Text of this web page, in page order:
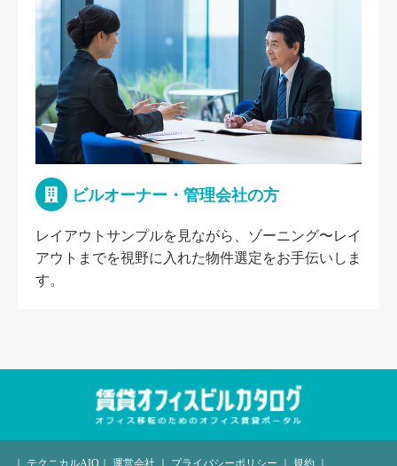
ビルオーナー・管理会社の方
レイアウトサンプルを見ながら、ゾーニング〜レイ
アウトまでを視野に入れた物件選定をお手伝いしま
す。